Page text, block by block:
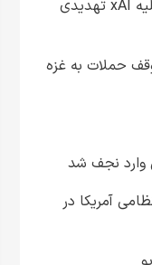
وزارت دادگستری آمریکا: شکایت NAACP علیه xAI تهدیدی
حملات به غزه
وارد نجف شد
آمریکا در